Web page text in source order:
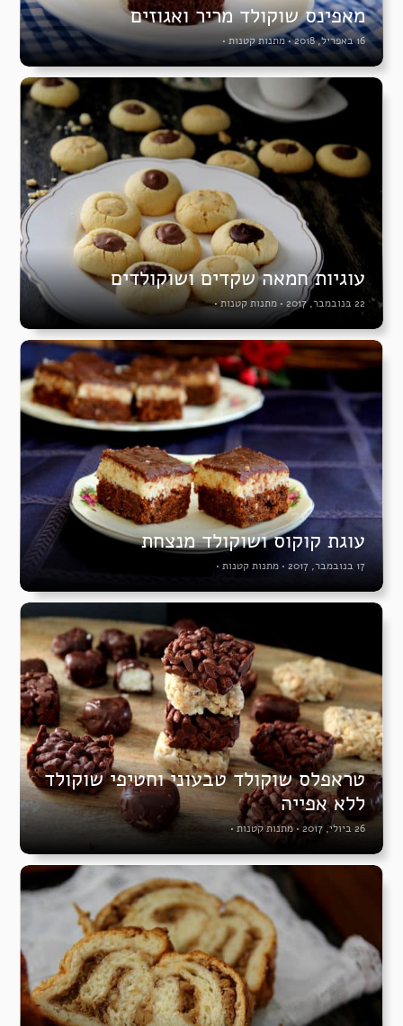
מאפינס שוקולד מריר ואגוזים
16 באפריל, 2018 •מתנות קטנות•
עוגיות חמאה שקדים ושוקולדים
22 בנובמבר, 2017 • מתנות קטנות•
עוגת קוקוס ושוקולד מנצחת
17 בנובמבר, 2017 • מתנות קטנות •
טראפלס שוקולד טבעוני וחטיפי שוקולד
ללא אפייה
26 ביולי, 2017 • מתנות קטנות •